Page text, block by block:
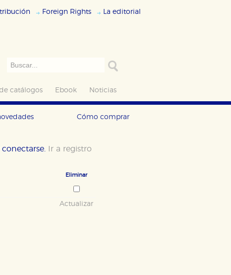
Foreign Rights La editorial
catálogos Ebook Noticias
Cómo comprar
Ir a registro
Eliminar
Actualizar